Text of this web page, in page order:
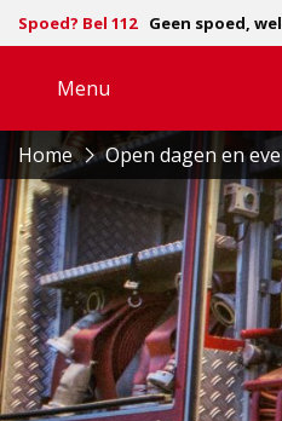
Spoed? Bel 112 Geen spoed,
Menu
navigatie
Home Open dagen en